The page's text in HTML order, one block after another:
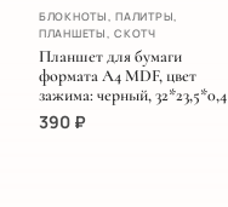
ХИТ
НОВИНКА
БЛОКНОТЫ, ПАЛИТРЫ,
ПЛАНШЕТЫ, СКОТЧ
Планшет для бумаги
формата А4 MDF, цвет
зажима: черный, 32*23,5*0,4
390 ₽